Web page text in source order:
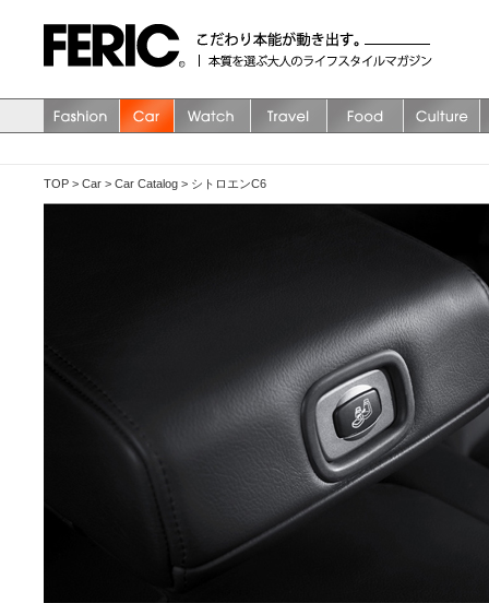
TOP > Car > Car Catalog > シトロエンC6